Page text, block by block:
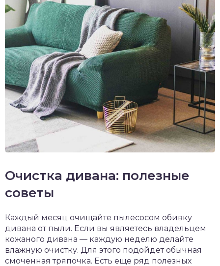
Очистка дивана: полезные
советы
Каждый месяц очищайте пылесосом обивку
дивана от пыли. Если вы являетесь владельцем
кожаного дивана — каждую неделю делайте
влажную очистку. Для этого подойдет обычная
смоченная тряпочка. Есть еще ряд полезных